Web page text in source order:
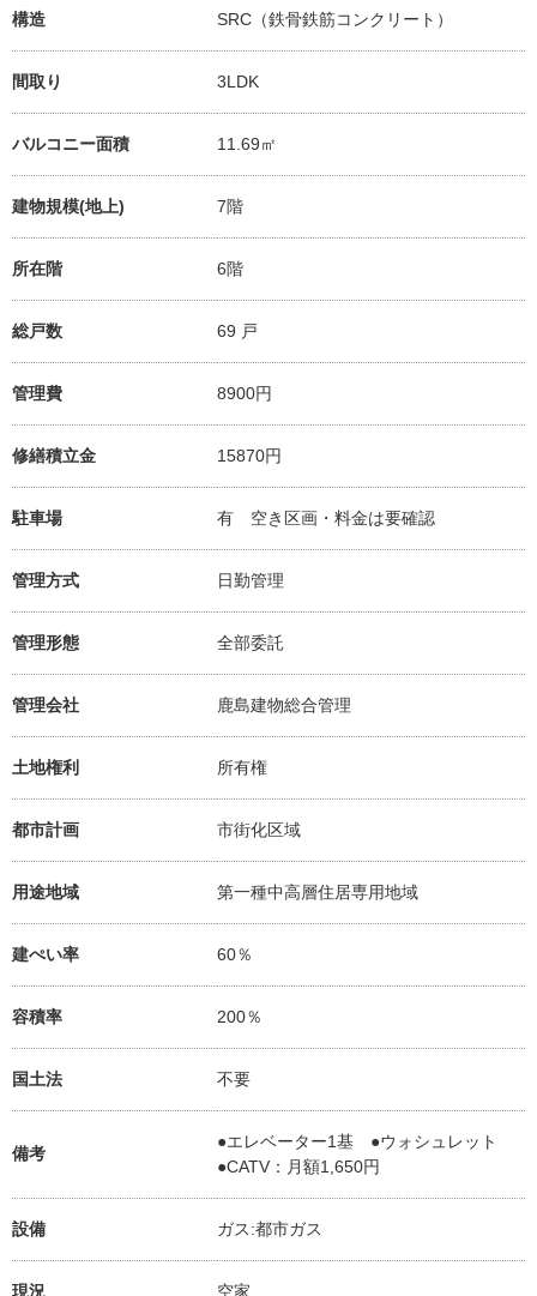
構造 SRC（鉄骨鉄筋コンクリート）
間取り 3LDK
バルコニー面積 11.69㎡
建物規模(地上) 7階
所在階 6階
総戸数 69 戸
管理費 8900円
修繕積立金 15870円
駐車場 有 空き区画・料金は要確認
管理方式 日勤管理
管理形態 全部委託
管理会社 鹿島建物総合管理
土地権利 所有権
都市計画 市街化区域
用途地域 第一種中高層住居専用地域
建ぺい率 60％
容積率 200％
国土法 不要
備考
●エレベーター1基 ●ウォシュレット
●CATV：月額1,650円
設備 ガス:都市ガス
現況 空家